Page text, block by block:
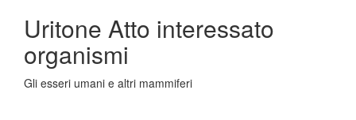
Uritone Atto interessato
organismi
Gli esseri umani e altri mammiferi